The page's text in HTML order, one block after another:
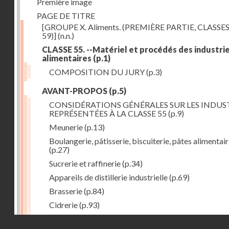
PAGE DE TITRE
[GROUPE X. Aliments. (PREMIÈRE PARTIE,
59)](n.n.)
CLASSE 55. --Matériel et procédés des
alimentaires (p.1)
COMPOSITION DU JURY(p.3)
AVANT-PROPOS (p.5)
CONSIDÉRATIONS GÉNÉRALES SUR LES
REPRÉSENTÉES À LA CLASSE 55 (p.9)
Meunerie(p.13)
Boulangerie, pâtisserie, biscuiterie, pâtes
(p.27)
Sucrerie et raffinerie(p.34)
Appareils de distillerie industrielle(p.69)
Brasserie(p.84)
Cidrerie(p.93)